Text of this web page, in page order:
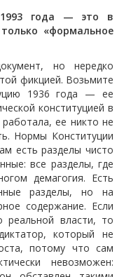
года — это в
«формальное
но нередко
фикцией. Возьмите
1936 года — ее
конституцией в
ее никто не
Нормы Конституции
есть разделы чисто
все разделы, где
демагогия. Есть
разделы, но на
содержание. Если
реальной власти, то
который не
потому что сам
невозможен: